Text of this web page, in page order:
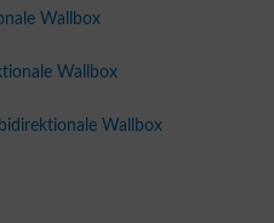
Wallbox
Wallbox
Wallbox